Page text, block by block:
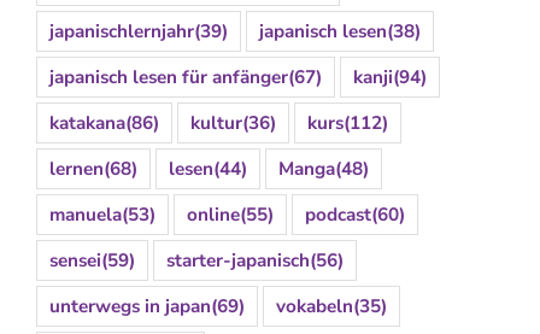
japanischlernjahr(39) japanisch lesen(38)
japanisch lesen für anfänger(67) kanji(94)
katakana(86) kultur(36) kurs(112)
lernen(68) lesen(44) Manga(48)
manuela(53) online(55) podcast(60)
sensei(59) starter-japanisch(56)
unterwegs in japan(69) vokabeln(35)